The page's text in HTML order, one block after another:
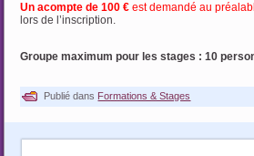
Un acompte de 100 € est demandé au
lors de l’inscription.
Groupe maximum pour les stages : 10
Publié dans Formations & Stages